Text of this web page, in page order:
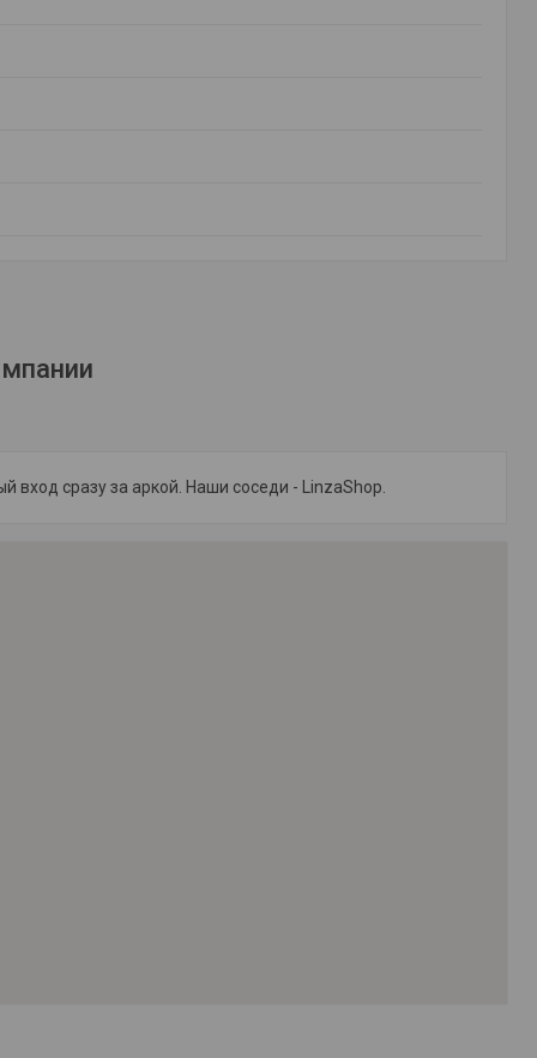
вход сразу за аркой. Наши соседи - LinzaShop.